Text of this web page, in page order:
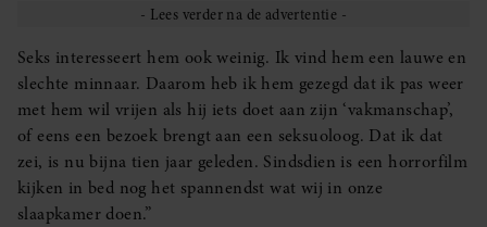
Seks interesseert hem ook weinig. Ik vind hem een lauwe en
slechte minnaar. Daarom heb ik hem gezegd dat ik pas weer
met hem wil vrijen als hij iets doet aan zijn ‘vakmanschap’,
of eens een bezoek brengt aan een seksuoloog. Dat ik dat
zei, is nu bijna tien jaar geleden. Sindsdien is een horrorfilm
kijken in bed nog het spannendst wat wij in onze
slaapkamer doen.”